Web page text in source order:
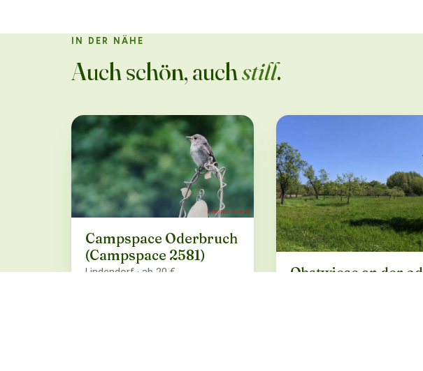
IN DER NÄHE
Auch schön, auchstill.
Campspace Oderbruch
(Campspace 2581)
Lindendorf · ab 20 €
Obstwiese an der